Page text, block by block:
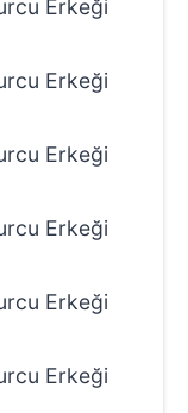
Erkeği
Erkeği
Erkeği
Erkeği
Erkeği
Erkeği